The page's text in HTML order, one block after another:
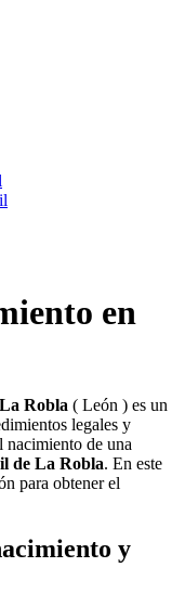
en
La Robla ( León ) es un
legales y
nacimiento de una
de La Robla. En este
para obtener el
y